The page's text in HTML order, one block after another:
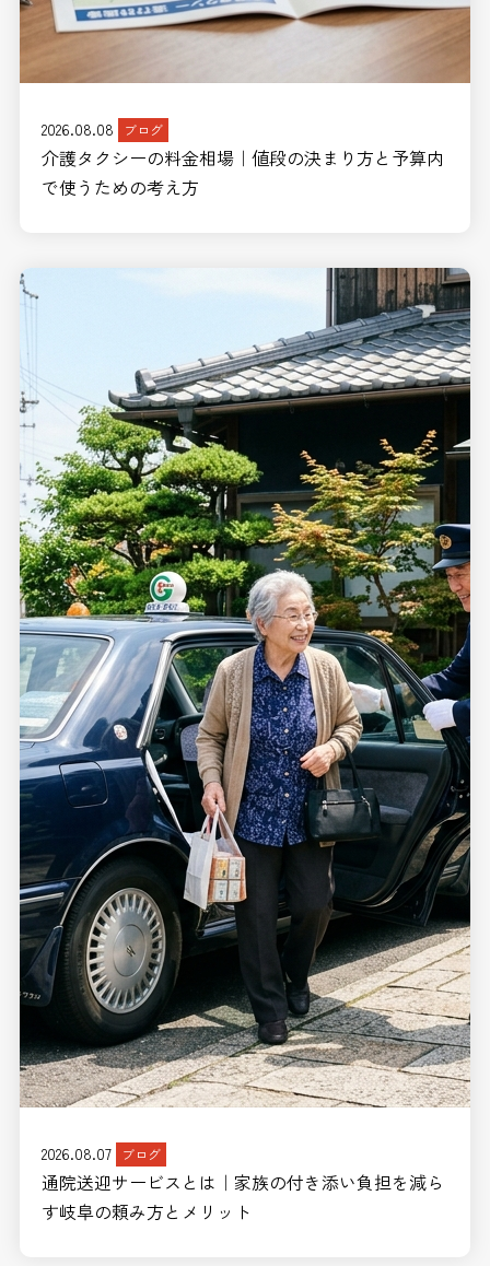
2026.08.08 ブログ
介護タクシーの料金相場｜値段の決まり方と予算内
で使うための考え方
2026.08.07 ブログ
通院送迎サービスとは｜家族の付き添い負担を減ら
す岐阜の頼み方とメリット